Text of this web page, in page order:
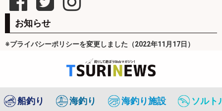
お知らせ
※プライバシーポリシーを変更しました（2022年11月17日）
船釣り 海釣り 海釣り施設 ソルト